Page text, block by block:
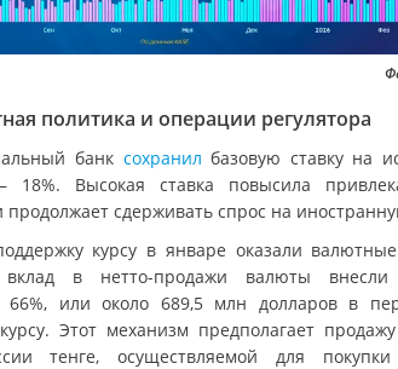
политика и операции регулятора
банк сохранилбазовую ставку на
18%. Высокая ставка повысила
продолжает сдерживать спрос на
курсу в январе оказали
в нетто-продажи валюты внесли
66%, или около 689,5 млн долларов в
Этот механизм предполагает
тенге, осуществляемой для